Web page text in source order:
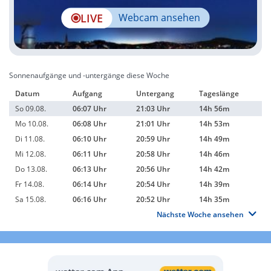
LIVE Webcam ansehen
Sonnenaufgänge und -untergänge diese Woche
Datum
Aufgang Untergang
Tageslänge
So 09.08.
06:07 Uhr 21:03 Uhr
14h 56m
Mo 10.08.
06:08 Uhr 21:01 Uhr
14h 53m
Di 11.08.
06:10 Uhr 20:59 Uhr
14h 49m
Mi 12.08.
06:11 Uhr 20:58 Uhr
14h 46m
Do 13.08.
06:13 Uhr 20:56 Uhr
14h 42m
Fr 14.08.
06:14 Uhr 20:54 Uhr
14h 39m
Sa 15.08.
06:16 Uhr 20:52 Uhr
14h 35m
Nächste Woche ansehen